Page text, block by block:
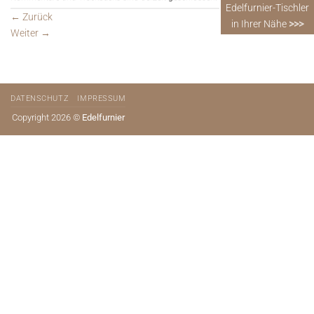
← Zurück
Weiter →
DATENSCHUTZ IMPRESSUM
Copyright 2026 © Edelfurnier
Edelfurnier-Tischler
in Ihrer Nähe >>>